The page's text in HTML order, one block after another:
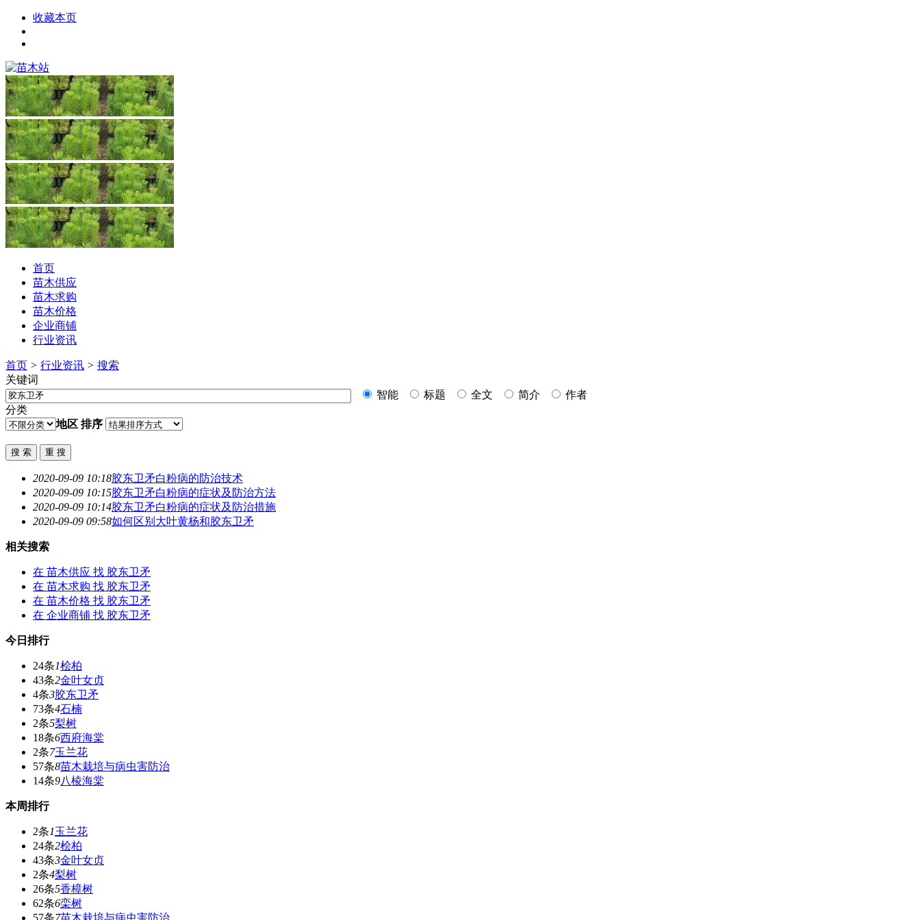
收藏本页
首页
苗木供应
苗木求购
苗木价格
企业商铺
行业资讯
首页 > 行业资讯 > 搜索
关键词
智能
标题 全文 简介
作者
分类
地区 排序
2020-09-09 10:18胶东卫矛白粉病的防治技术
2020-09-09 10:15胶东卫矛白粉病的症状及防治方法
2020-09-09 10:14胶东卫矛白粉病的症状及防治措施
2020-09-09 09:58如何区别大叶黄杨和胶东卫矛
相关搜索
在 苗木供应 找 胶东卫矛
在 苗木求购 找 胶东卫矛
在 苗木价格 找 胶东卫矛
在 企业商铺 找 胶东卫矛
今日排行
24条1桧柏
43条2金叶女贞
4条3胶东卫矛
73条4石楠
2条5梨树
18条6西府海棠
2条7玉兰花
57条8苗木栽培与病虫害防治
14条9八棱海棠
本周排行
2条1玉兰花
24条2桧柏
43条3金叶女贞
2条4梨树
26条5香樟树
62条6栾树
57条7苗木栽培与病虫害防治